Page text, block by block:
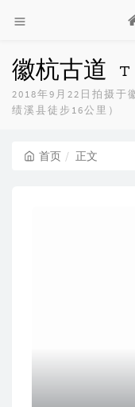
徽杭古道
2018年9月22日拍摄于
绩溪县徒步16公里）
首页 正文